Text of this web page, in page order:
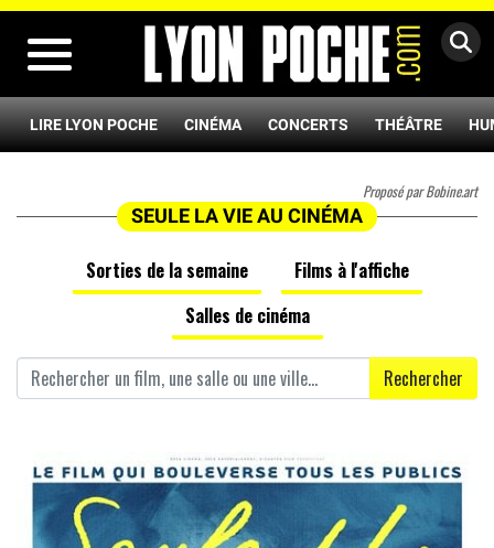
LIRE LYON POCHE CINÉMA CONCERTS THÉÂTRE
Proposé par Bobine.art
SEULE LA VIE AU CINÉMA
Sorties de la semaine
Films à l'affiche
Salles de cinéma
Rechercher